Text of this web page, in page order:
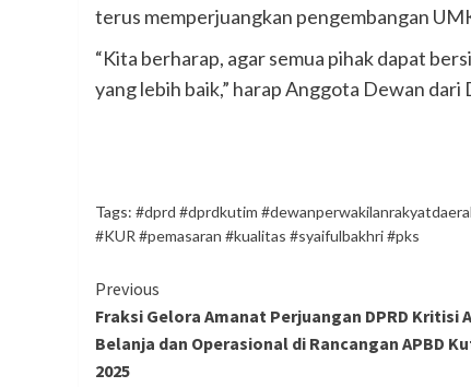
terus memperjuangkan pengembangan
“Kita berharap, agar semua pihak dapat
yang lebih baik,” harap Anggota Dewan dari
Tags: #dprd #dprdkutim
#KUR #pemasaran #kualitas #syaifulbakhri #pks
Continue
Reading
Previous
Fraksi Gelora Amanat Perjuangan DPRD Kritisi
Belanja dan Operasional di Rancangan APBD
2025